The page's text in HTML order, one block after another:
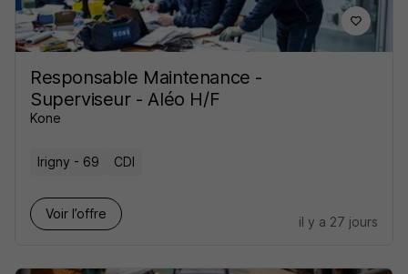
Responsable Maintenance -
Superviseur - Aléo H/F
Kone
Irigny - 69 CDI
Voir l’offre
il y a 27 jours